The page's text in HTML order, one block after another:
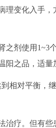
理变化入手
剂使用1~3
之品，适量
相对平衡，
疗。但有